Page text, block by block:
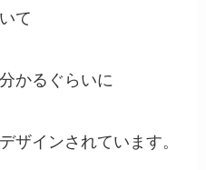
て
かるぐらいに
ザインされています。